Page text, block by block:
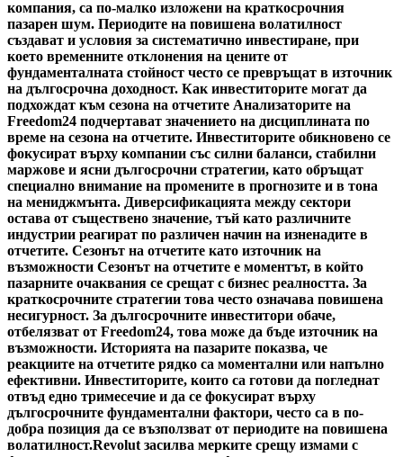
компания, са по-малко изложени на краткосрочния
пазарен шум. Периодите на повишена волатилност
създават и условия за систематично инвестиране, при
което временните отклонения на цените от
фундаменталната стойност често се превръщат в източник
на дългосрочна доходност. Как инвеститорите могат да
подхождат към сезона на отчетите Анализаторите на
Freedom24 подчертават значението на дисциплината по
време на сезона на отчетите. Инвеститорите обикновено се
фокусират върху компании със силни баланси, стабилни
маржове и ясни дългосрочни стратегии, като обръщат
специално внимание на промените в прогнозите и в тона
на мениджмънта. Диверсификацията между сектори
остава от съществено значение, тъй като различните
индустрии реагират по различен начин на изненадите в
отчетите. Сезонът на отчетите като източник на
възможности Сезонът на отчетите е моментът, в който
пазарните очаквания се срещат с бизнес реалността. За
краткосрочните стратегии това често означава повишена
несигурност. За дългосрочните инвеститори обаче,
отбелязват от Freedom24, това може да бъде източник на
възможности. Историята на пазарите показва, че
реакциите на отчетите рядко са моментални или напълно
ефективни. Инвеститорите, които са готови да погледнат
отвъд едно тримесечие и да се фокусират върху
дългосрочните фундаментални фактори, често са в по-
добра позиция да се възползват от периодите на повишена
волатилност.Revolut засилва мерките срещу измами с